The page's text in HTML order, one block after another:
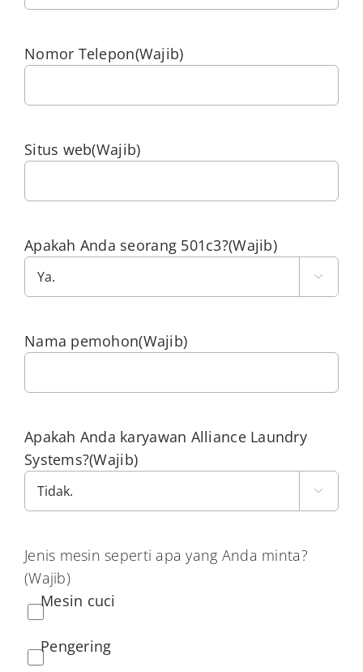
Nomor Telepon(Wajib)
Situs web(Wajib)
Apakah Anda seorang 501c3?(Wajib)

Nama pemohon(Wajib)
Apakah Anda karyawan Alliance Laundry
Systems?(Wajib)

Jenis mesin seperti apa yang Anda minta?
(Wajib)
Mesin cuci
Pengering